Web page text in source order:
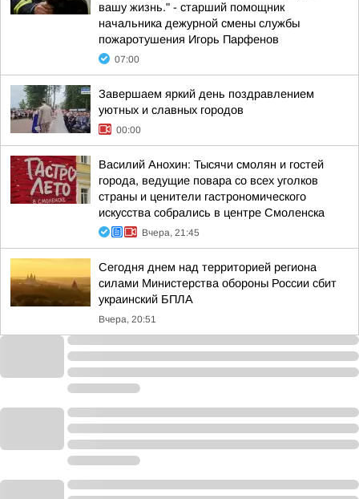
вашу жизнь." - старший помощник
начальника дежурной смены службы
пожаротушения Игорь Парфенов
07:00
Завершаем яркий день поздравлением
уютных и славных городов
00:00
Василий Анохин: Тысячи смолян и гостей
города, ведущие повара со всех уголков
страны и ценители гастрономического
искусства собрались в центре Смоленска
Вчера, 21:45
Сегодня днем над территорией региона
силами Министерства обороны России сбит
украинский БПЛА
Вчера, 20:51